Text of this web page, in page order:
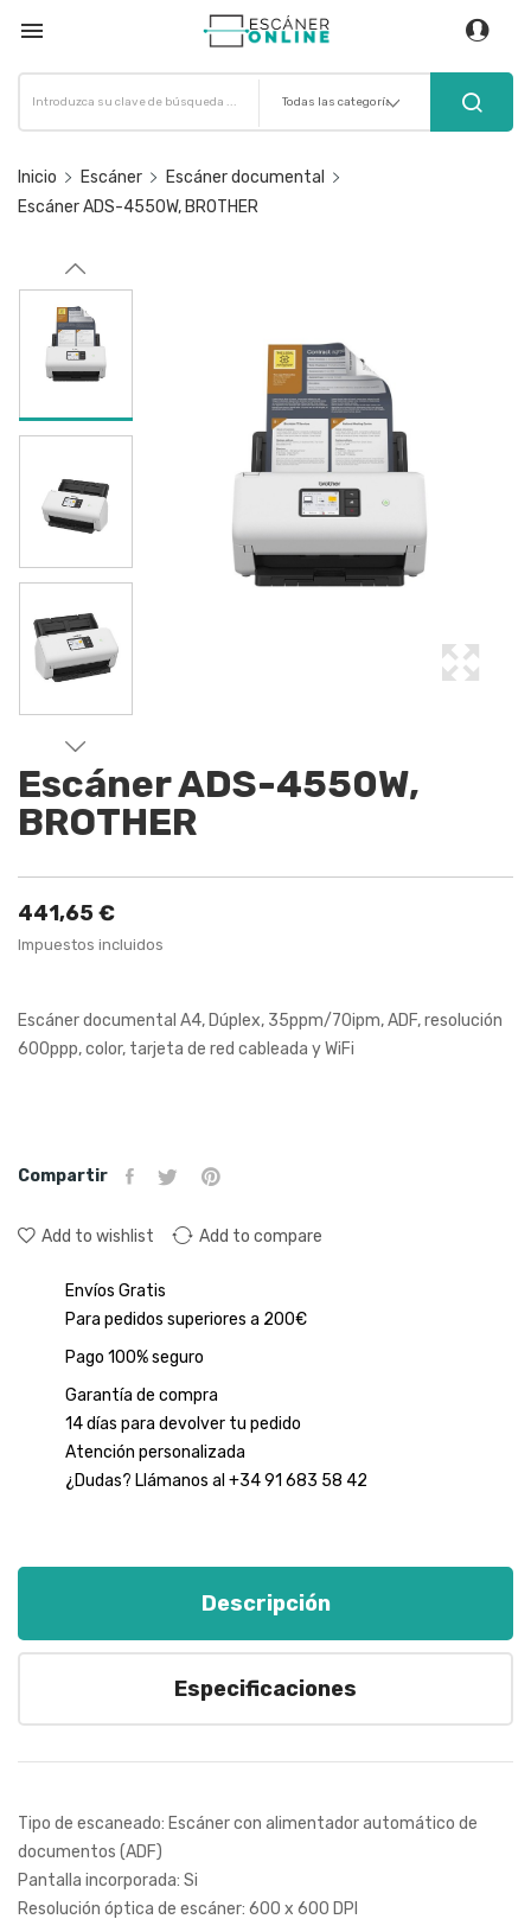

Inicio Escáner
Escáner documental
Escáner ADS-4550W, BROTHER
Escáner ADS-4550W,
BROTHER
441,65 €
Impuestos incluidos
Escáner documental A4, Dúplex, 35ppm/70ipm, ADF, resolución
600ppp, color, tarjeta de red cableada y WiFi
Compartir
Add to wishlist Add to compare
Envíos Gratis
Para pedidos superiores a 200€
Pago 100% seguro
Garantía de compra
14 días para devolver tu pedido
Atención personalizada
¿Dudas? Llámanos al +34 91 683 58 42
Descripción
Especificaciones
Tipo de escaneado: Escáner con alimentador automático de
documentos (ADF)
Pantalla incorporada: Si
Resolución óptica de escáner: 600 x 600 DPI